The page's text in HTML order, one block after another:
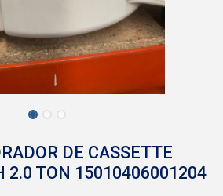
DE CASSETTE
2.0 TON 15010406001204